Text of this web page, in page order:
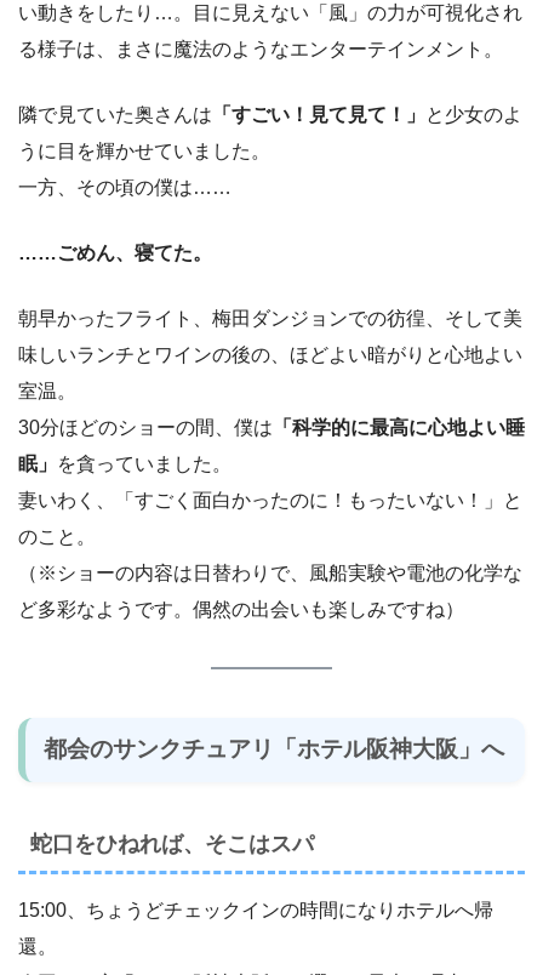
い動きをしたり…。目に見えない「風」の力が可視化され
る様子は、まさに魔法のようなエンターテインメント。
隣で見ていた奥さんは 「すごい！見て見て！」 と少女のよ
うに目を輝かせていました。
一方、その頃の僕は……
……ごめん、寝てた。
朝早かったフライト、梅田ダンジョンでの彷徨、そして美
味しいランチとワインの後の、ほどよい暗がりと心地よい
室温。
30分ほどのショーの間、僕は 「科学的に最高に心地よい睡
眠」 を貪っていました。
妻いわく、「すごく面白かったのに！もったいない！」と
のこと。
（※ショーの内容は日替わりで、風船実験や電池の化学な
ど多彩なようです。偶然の出会いも楽しみですね）
都会のサンクチュアリ「ホテル阪神大阪」へ
蛇口をひねれば、そこはスパ
15:00、ちょうどチェックインの時間になりホテルへ帰
還。